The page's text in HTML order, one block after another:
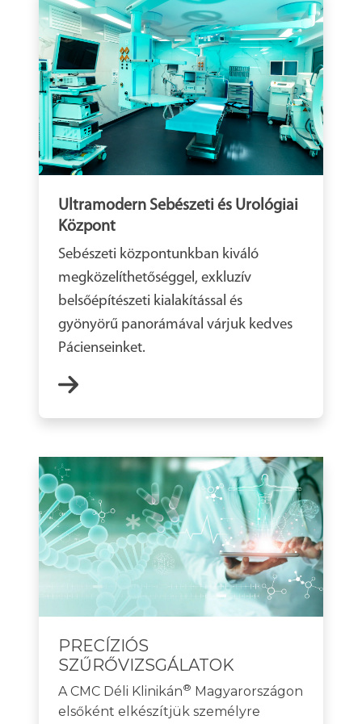
Ultramodern Sebészeti és Urológiai
Központ
Sebészeti központunkban kiváló
megközelíthetőséggel, exkluzív
belsőépítészeti kialakítással és
gyönyörű panorámával várjuk kedves
Pácienseinket.
PRECÍZIÓS
SZŰRŐVIZSGÁLATOK
A CMC Déli Klinikán® Magyarországon
elsőként elkészítjük személyre